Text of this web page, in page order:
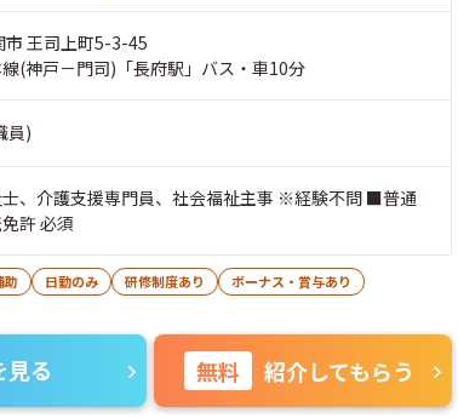
市 王司上町5-3-45
線(神戸－門司)「長府駅」バス・車10分
員)
、介護支援専門員、社会福祉主事 ※経験不問 ■普通
許 必須
助 日勤のみ 研修制度あり
ボーナス・賞与あり
見る 無料 紹介してもらう